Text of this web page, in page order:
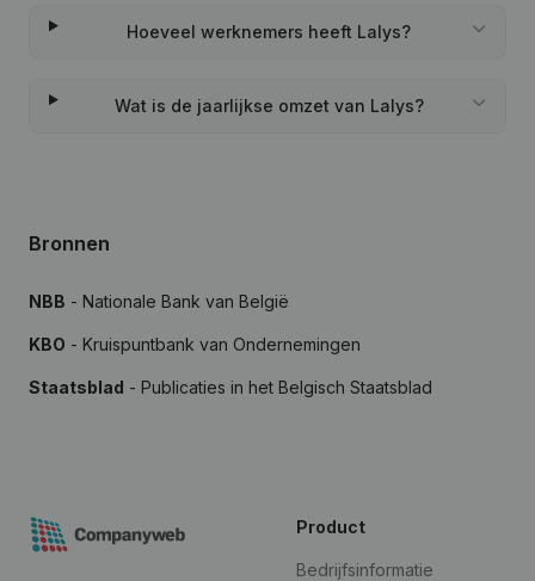
Hoeveel werknemers heeft Lalys?
Wat is de jaarlijkse omzet van Lalys?
Bronnen
NBB - Nationale Bank van België
KBO - Kruispuntbank van Ondernemingen
Staatsblad - Publicaties in het Belgisch Staatsblad
Product
Bedrijfsinformatie